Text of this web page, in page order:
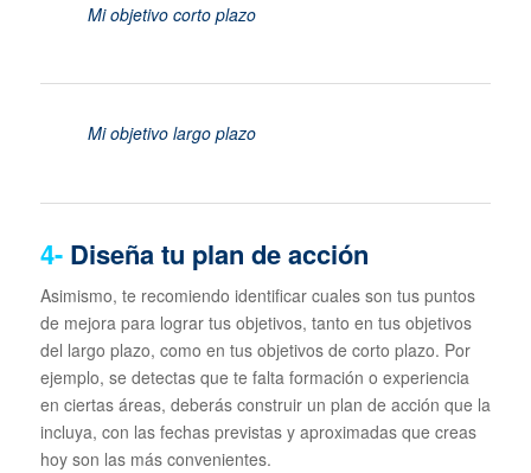
Mi objetivo corto plazo
Mi objetivo largo plazo
4- Diseña tu plan de acción
Asimismo, te recomiendo identificar cuales son tus puntos
de mejora para lograr tus objetivos, tanto en tus objetivos
del largo plazo, como en tus objetivos de corto plazo. Por
ejemplo, se detectas que te falta formación o experiencia
en ciertas áreas, deberás construir un plan de acción que la
incluya, con las fechas previstas y aproximadas que creas
hoy son las más convenientes.